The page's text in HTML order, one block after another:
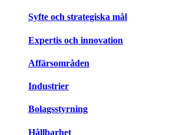
Syfte och strategiska mål
Expertis och innovation
Affärsområden
Industrier
Bolagsstyrning
Hållbarhet